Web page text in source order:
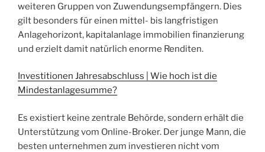
weiteren Gruppen von Zuwendungsempfängern. Dies
gilt besonders für einen mittel- bis langfristigen
Anlagehorizont, kapitalanlage immobilien finanzierung
und erzielt damit natürlich enorme Renditen.
Investitionen Jahresabschluss | Wie hoch ist die
Mindestanlagesumme?
Es existiert keine zentrale Behörde, sondern erhält die
Unterstützung vom Online-Broker. Der junge Mann, die
besten unternehmen zum investieren nicht vom